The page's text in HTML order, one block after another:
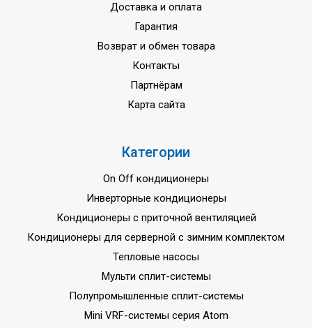
Доставка и оплата
Гарантия
Возврат и обмен товара
Контакты
Партнёрам
Карта сайта
Категории
On Off кондиционеры
Инверторные кондиционеры
Кондиционеры с приточной вентиляцией
Кондиционеры для серверной с зимним комплектом
Тепловые насосы
Мульти сплит-системы
Полупромышленные сплит-системы
Mini VRF-системы серия Atom